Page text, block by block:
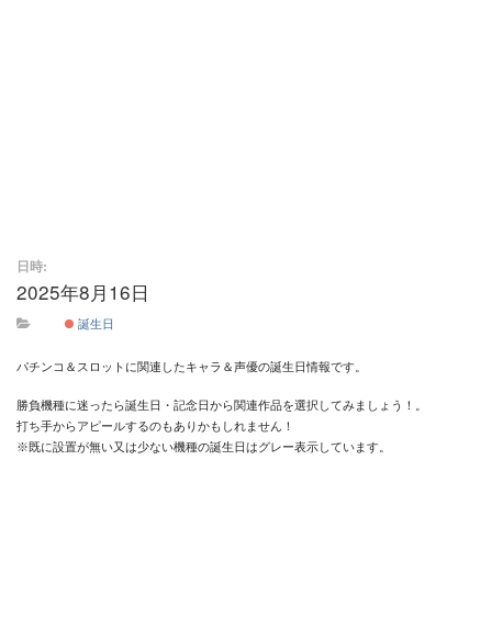
日時:
2025年8月16日
誕生日
パチンコ＆スロットに関連したキャラ＆声優の誕生日情報です。
勝負機種に迷ったら誕生日・記念日から関連作品を選択してみましょう！。
打ち手からアピールするのもありかもしれません！
※既に設置が無い又は少ない機種の誕生日はグレー表示しています。